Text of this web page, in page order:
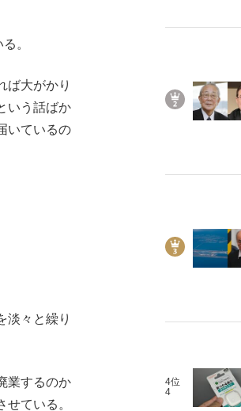
。
ば大がかり
いう話ばか
いているの
淡々と繰り
業するのか
ている。
4位
4